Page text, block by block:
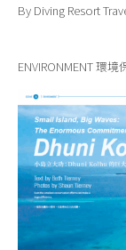
By Diving Resort
ENVIRONMENT 環境